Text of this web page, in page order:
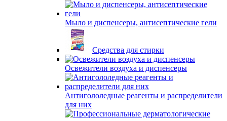
Мыло и диспенсеры, антисептические гели
Средства для стирки
Освежители воздуха и диспенсеры
Антигололедные реагенты и распределители
для них